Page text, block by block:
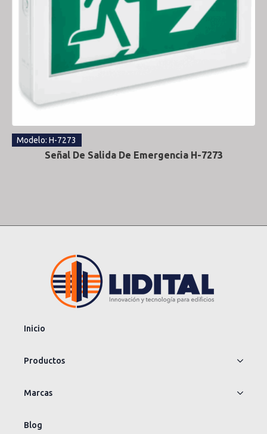
Modelo: H-7273
Señal De Salida De Emergencia H-7273
Inicio
Productos
Marcas
Blog